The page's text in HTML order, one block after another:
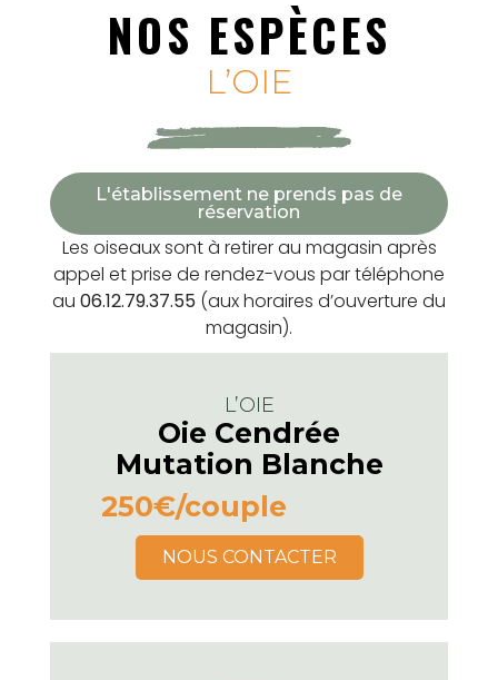
NOS ESPÈCES
L’OIE
L'établissement ne prends pas de
réservation
Les oiseaux sont à retirer au magasin après
appel et prise de rendez-vous par téléphone
au 06.12.79.37.55 (aux horaires d’ouverture du
magasin).
L’OIE
Oie Cendrée
Mutation Blanche
250€/couple
NOUS CONTACTER